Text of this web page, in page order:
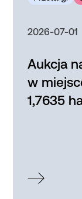
2026-07-01
Aukcja
w
1,7635